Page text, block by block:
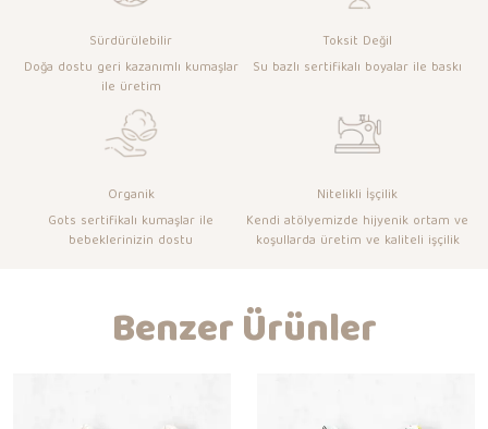
Sürdürülebilir
Doğa dostu geri kazanımlı kumaşlar
ile üretim
Toksit Değil
Su bazlı sertifikalı boyalar ile baskı
Organik
Gots sertifikalı kumaşlar ile
bebeklerinizin dostu
Nitelikli İşçilik
Kendi atölyemizde hijyenik ortam ve
koşullarda üretim ve kaliteli işçilik
Benzer Ürünler